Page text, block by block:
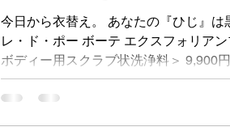
スクラブ状洗浄料
今日から衣替え。 あなたの『ひじ』は
レ・ド・ポー ボーテ エクスフォリア
ボディー用スクラブ状洗浄料＞ 9,900
スクラブパウダーが古い角層や汚れを
がら、肌表面のザラつきを整え、肌に